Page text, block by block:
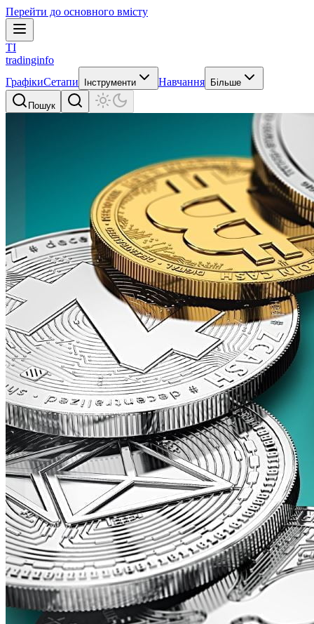
Перейти до основного вмісту
TI
tradinginfo
ГрафікиСетапи Інструменти Навчання Більше
Пошук